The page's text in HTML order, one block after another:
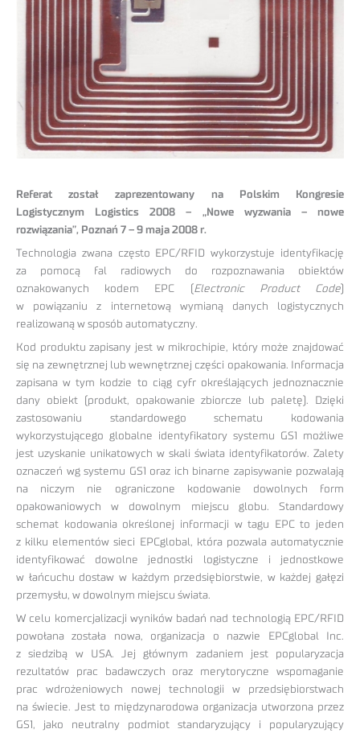
Referat został zaprezentowany na Polskim Kongresie
Logistycznym Logistics 2008 – „Nowe wyzwania – nowe
rozwiązania”, Poznań 7 – 9 maja 2008 r.
Technologia zwana często EPC/RFID wykorzystuje identyfikację
za pomocą fal radiowych do rozpoznawania obiektów
oznakowanych kodem EPC ( Electronic Product Code
w powiązaniu z internetową wymianą danych logistycznych
realizowaną w sposób automatyczny.
Kod produktu zapisany jest w mikrochipie, który może znajdować
się na zewnętrznej lub wewnętrznej części opakowania. Informacja
zapisana w tym kodzie to ciąg cyfr określających jednoznacznie
dany obiekt (produkt, opakowanie zbiorcze lub paletę). Dzięki
zastosowaniu standardowego schematu kodowania
wykorzystującego globalne identyfikatory systemu GS1 możliwe
jest uzyskanie unikatowych w skali świata identyfikatorów. Zalety
oznaczeń wg systemu GS1 oraz ich binarne zapisywanie pozwalają
na niczym nie ograniczone kodowanie dowolnych form
opakowaniowych w dowolnym miejscu globu. Standardowy
schemat kodowania określonej informacji w tagu EPC to jeden
z kilku elementów sieci EPCglobal, która pozwala automatycznie
identyfikować dowolne jednostki logistyczne i jednostkowe
w łańcuchu dostaw w każdym przedsiębiorstwie, w każdej gałęzi
przemysłu, w dowolnym miejscu świata.
W celu komercjalizacji wyników badań nad technologią EPC/RFID
powołana została nowa, organizacja o nazwie EPCglobal Inc.
z siedzibą w USA. Jej głównym zadaniem jest popularyzacja
rezultatów prac badawczych oraz merytoryczne wspomaganie
prac wdrożeniowych nowej technologii w przedsiębiorstwach
na świecie. Jest to międzynarodowa organizacja utworzona przez
GS1, jako neutralny podmiot standaryzujący i popularyzujący